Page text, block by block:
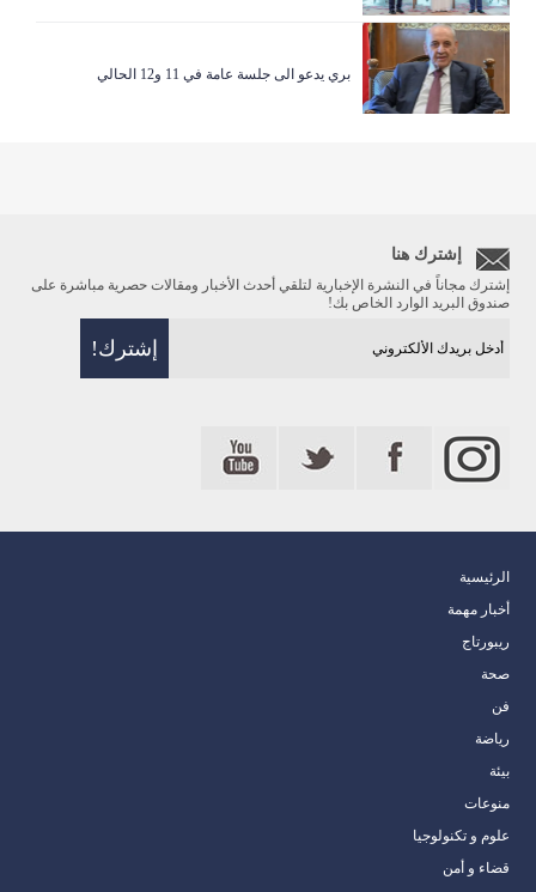
بري يدعو الى جلسة عامة في 11 و12 الحالي
إشترك هنا
إشترك مجاناً في النشرة الإخبارية لتلقي أحدث الأخبار ومقالات حصرية مباشرة على
صندوق البريد الوارد الخاص بك!
الرئيسية
أخبار مهمة
ريبورتاج
صحة
فن
رياضة
بيئة
منوعات
علوم و تكنولوجيا
قضاء و أمن